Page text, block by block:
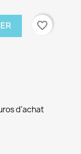
favorite_border
d'achat